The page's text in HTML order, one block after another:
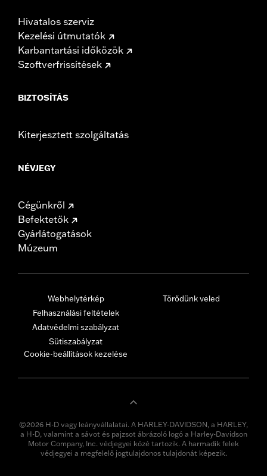
Hivatalos szerviz
Kezelési útmutatók
Karbantartási időközök
Szoftverfrissítések
BIZTOSÍTÁS
Kiterjesztett szolgáltatás
NÉVJEGY
Cégünkről
Befektetők
Gyárlátogatások
Múzeum
Webhelytérkép
Felhasználási feltételek
Adatvédelmi szabályzat
Sütiszabályzat
Cookie-beállítások kezelése
Törődünk veled
©2026 H-D vagy leányvállalatai. A HARLEY-DAVIDSON, a HARLEY,
a H-D, valamint a sávot és pajzsot ábrázoló logó a Harley-Davidson
Motor Company, Inc. védjegyei közé tartozik. A harmadik felek
védjegyei a megfelelő jogtulajdonos tulajdonát képezik.